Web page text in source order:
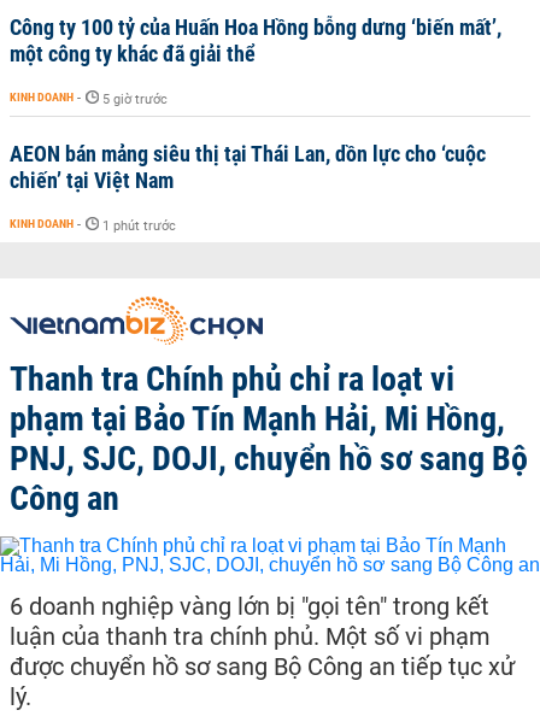
Công ty 100 tỷ của Huấn Hoa Hồng bỗng dưng ‘biến mất’,
một công ty khác đã giải thể
KINH DOANH - 5 giờ trước
AEON bán mảng siêu thị tại Thái Lan, dồn lực cho ‘cuộc
chiến’ tại Việt Nam
KINH DOANH - 1 phút trước
Thanh tra Chính phủ chỉ ra loạt vi
phạm tại Bảo Tín Mạnh Hải, Mi Hồng,
PNJ, SJC, DOJI, chuyển hồ sơ sang Bộ
Công an
6 doanh nghiệp vàng lớn bị "gọi tên" trong kết
luận của thanh tra chính phủ. Một số vi phạm
được chuyển hồ sơ sang Bộ Công an tiếp tục xử
lý.